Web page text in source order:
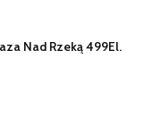
Nad Rzeką 499El.